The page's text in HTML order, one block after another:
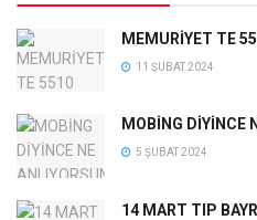
MEMURİYET TE
11 ŞUBAT 2024
MOBİNG DİYİNCE
5 ŞUBAT 2024
14 MART TIP